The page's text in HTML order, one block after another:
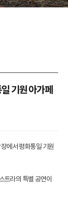
기원 아가페
에서 평화통일 기원
트라의 특별 공연이